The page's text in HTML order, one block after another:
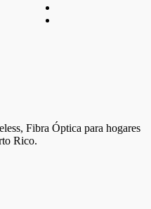
Fibra Óptica para hogares
Rico.